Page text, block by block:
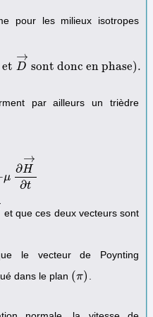
pour les milieux isotropes
et D
→
sont donc en phase).
D →sont donc en phase).
par ailleurs un trièdre
μ
∂H
→
∂t
∂H→∂t
et que ces deux vecteurs sont
le vecteur de Poynting
dans le plan (π)
(π)